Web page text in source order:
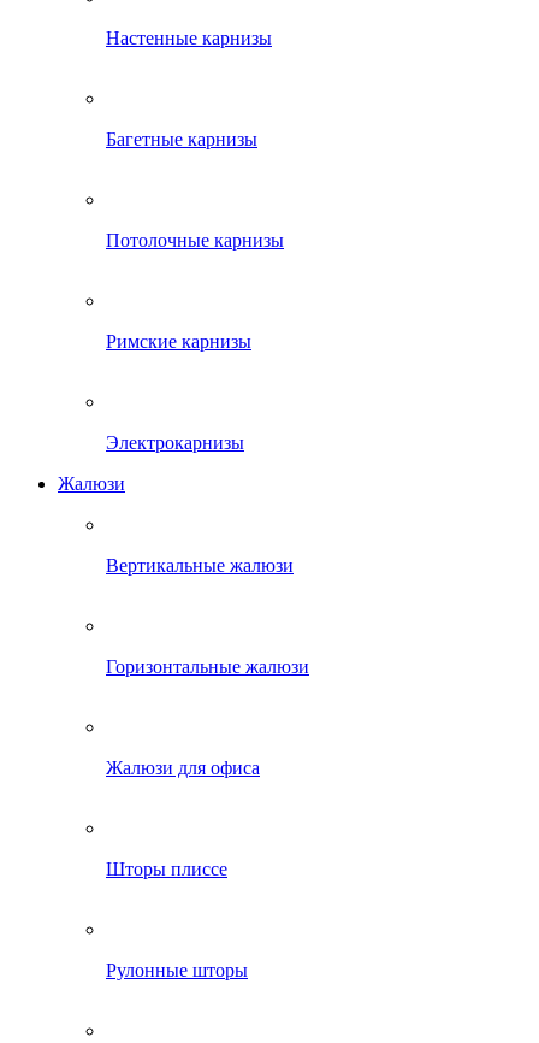
Настенные карнизы
Багетные карнизы
Потолочные карнизы
Римские карнизы
Электрокарнизы
Жалюзи
Вертикальные жалюзи
Горизонтальные жалюзи
Жалюзи для офиса
Шторы плиссе
Рулонные шторы